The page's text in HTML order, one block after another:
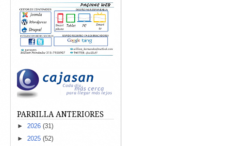
PARRILLA ANTERIORES
► 2026 (31)
► 2025 (52)